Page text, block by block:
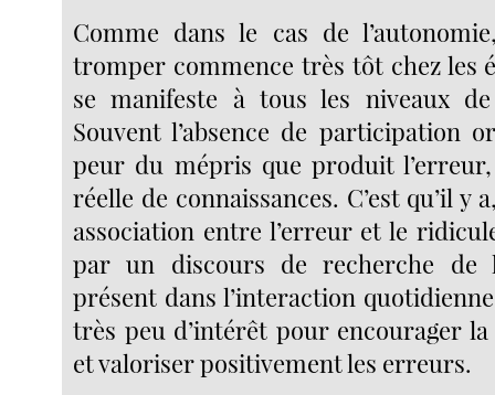
Comme dans le cas de
tromper commence très tôt chez les
se manifeste à tous les niveaux de
Souvent l’absence de participation
peur du mépris que produit l’erreur,
réelle de connaissances. C’est qu’il y
association entre l’erreur et le
par un discours de recherche de
présent dans l’interaction
très peu d’intérêt pour encourager
et valoriser positivement les erreurs.